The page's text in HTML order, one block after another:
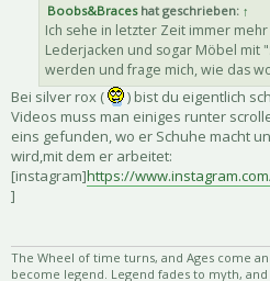
Boobs&Braceshat geschrieben: ↑
Ich sehe in letzter Zeit immer
Lederjacken und sogar Möbel mit
werden und frage mich, wie das
Bei silver rox (
) bist du eigentlich
Videos muss man einiges runter
eins gefunden, wo er Schuhe macht
wird,mit dem er arbeitet:
[instagram]https://
]
The Wheel of time turns, and Ages come
become legend. Legend fades to myth,